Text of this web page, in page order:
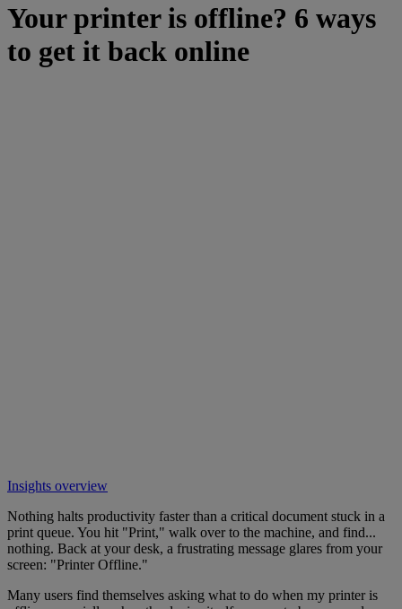
Your printer is offline? 6 ways
to get it back online
Insights overview
Nothing halts productivity faster than a critical document stuck in a
print queue. You hit "Print," walk over to the machine, and find...
nothing. Back at your desk, a frustrating message glares from your
screen: "Printer Offline."
Many users find themselves asking what to do when my printer is